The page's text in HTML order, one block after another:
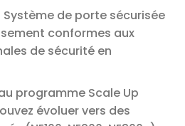
de porte sécurisée
conformes aux
de sécurité en
programme Scale Up
évoluer vers des